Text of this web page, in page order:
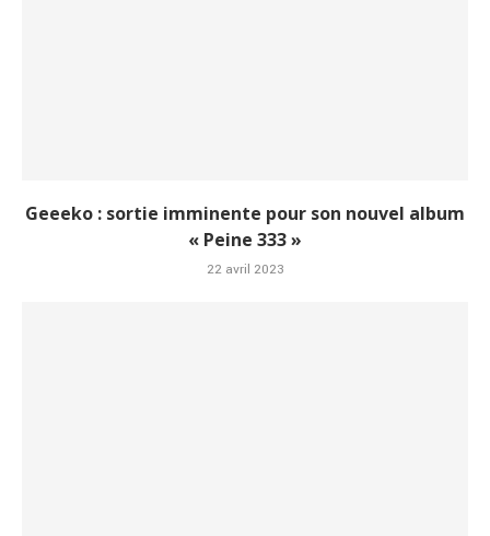
Geeeko : sortie imminente pour son nouvel album
« Peine 333 »
22 avril 2023